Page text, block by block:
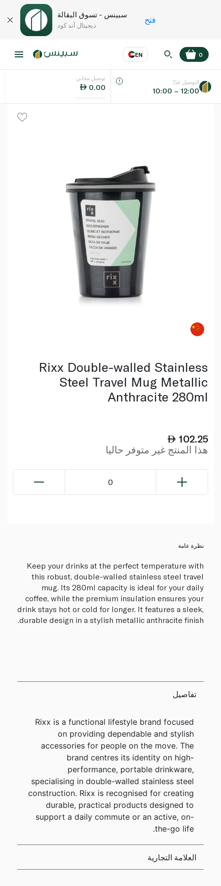
سبينس - تسوق البقالة
ديجيتال آند كود
فتح
EN
اللغة عر
0
توصيل مجاني
0.00
التوصيل غدًا
10:00 – 12:00
Rixx Double-walled Stainless
Steel Travel Mug Metallic
Anthracite 280ml
102.25
هذا المنتج غير متوفر حاليا
0
نظرة عامة
Keep your drinks at the perfect temperature with
this robust, double-walled stainless steel travel
mug. Its 280ml capacity is ideal for your daily
coffee, while the premium insulation ensures your
drink stays hot or cold for longer. It features a sleek,
durable design in a stylish metallic anthracite finish.
تفاصيل
Rixx is a functional lifestyle brand focused
on providing dependable and stylish
accessories for people on the move. The
brand centres its identity on high-
performance, portable drinkware,
specialising in double-walled stainless steel
construction. Rixx is recognised for creating
durable, practical products designed to
support a daily commute or an active, on-
the-go life.
العلامة التجارية